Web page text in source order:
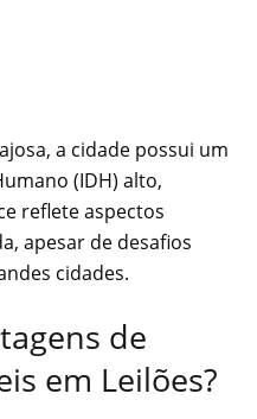
a cidade possui um
(IDH) alto,
reflete aspectos
apesar de desafios
cidades.
de
em Leilões?